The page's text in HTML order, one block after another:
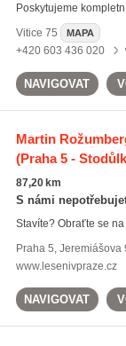
Poskytujeme
Vitice 75 MAPA
+420 603 436 020
NAVIGOVAT
Martin
(Praha 5 -
87,20 km
S námi
Stavíte? Obraťte se
Praha 5, Jeremiášova
www.lesenivpraze.cz
NAVIGOVAT